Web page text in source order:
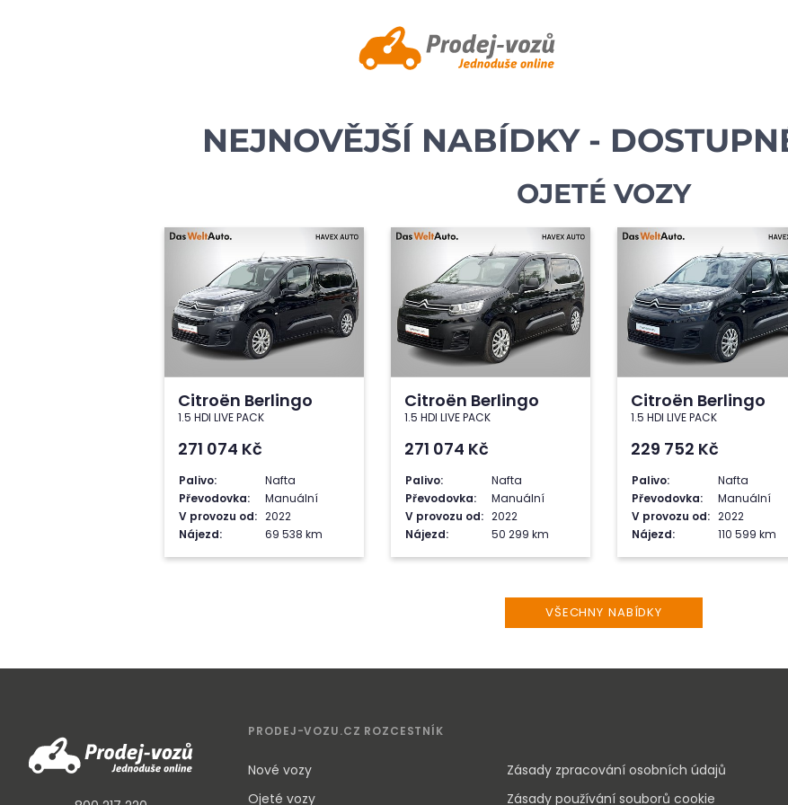
NEJNOVĚJŠÍ NABÍDKY -
OJETÉ VOZY
Citroën Berlingo
1.5 HDI LIVE PACK
271 074 Kč
Palivo:
Nafta
Převodovka:
Manuální
V provozu od: 2022
Nájezd:
69 538 km
Citroën Berlingo
1.5 HDI LIVE PACK
271 074 Kč
Palivo:
Nafta
Převodovka:
Manuální
V provozu od: 2022
Nájezd:
50 299 km
Citroën Berlingo
1.5 HDI LIVE PACK
229 752 Kč
Palivo:
Nafta
Převodovka:
Manuální
V provozu od: 2022
Nájezd:
110 599 km
VŠECHNY NABÍDKY
PRODEJ-VOZU.CZ ROZCESTNÍK
Nové vozy
Ojeté vozy
Zásady zpracování osobních údajů
Zásady používání souborů cookie